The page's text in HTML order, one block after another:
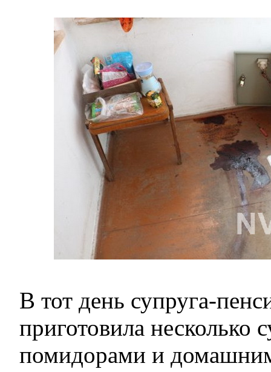
В тот день супруга-
приготовила несколько
помидорами и